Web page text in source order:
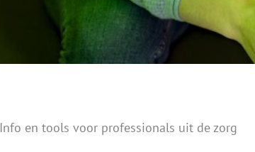
Info en tools voor professionals uit de zorg